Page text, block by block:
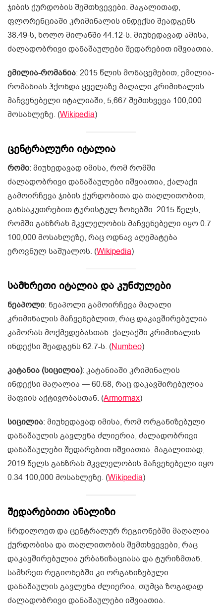
ჯიბის ქურდობის შემთხვევები. მაგალითად,
ფლორენციაში კრიმინალის ინდექსი შეადგენს
38.49-ს, ხოლო მილანში 44.12-ს. მიუხედავად ამისა,
ძალადობრივი დანაშაულები შედარებით იშვიათია.
ემილია-რომანია: 2015 წლის მონაცემებით, ემილია-
რომანიას ჰქონდა ყველაზე მაღალი კრიმინალის
მაჩვენებელი იტალიაში, 5,667 შემთხვევა 100,000
მოსახლეზე. (Wikipedia)
ცენტრალური იტალია
რომი: მიუხედავად იმისა, რომ რომში
ძალადობრივი დანაშაულები იშვიათია, ქალაქი
გამოირჩევა ჯიბის ქურდობითა და თაღლითობით,
განსაკუთრებით ტურისტულ ზონებში. 2015 წელს,
რომში განზრახ მკვლელობის მაჩვენებელი იყო 0.7
100,000 მოსახლეზე, რაც ოდნავ აღემატება
ეროვნულ საშუალოს. (Wikipedia)
სამხრეთი იტალია და კუნძულები
ნეაპოლი: ნეაპოლი გამოირჩევა მაღალი
კრიმინალის მაჩვენებლით, რაც დაკავშირებულია
კამორას მოქმედებასთან. ქალაქში კრიმინალის
ინდექსი შეადგენს 62.7-ს. (Numbeo)
კატანია (სიცილია): კატანიაში კრიმინალის
ინდექსი მაღალია — 60.68, რაც დაკავშირებულია
მაფიის აქტივობასთან. (Armormax)
სიცილია: მიუხედავად იმისა, რომ ორგანიზებული
დანაშაულის გავლენა ძლიერია, ძალადობრივი
დანაშაულები შედარებით იშვიათია. მაგალითად,
2019 წელს განზრახ მკვლელობის მაჩვენებელი იყო
0.34 100,000 მოსახლეზე. (Wikipedia)
შედარებითი ანალიზი
ჩრდილოეთ და ცენტრალურ რეგიონებში მაღალია
ქურდობისა და თაღლითობის შემთხვევები, რაც
დაკავშირებულია ურბანიზაციასა და ტურიზმთან.
სამხრეთ რეგიონებში კი ორგანიზებული
დანაშაულის გავლენა ძლიერია, თუმცა ზოგადად
ძალადობრივი დანაშაულები იშვიათია.